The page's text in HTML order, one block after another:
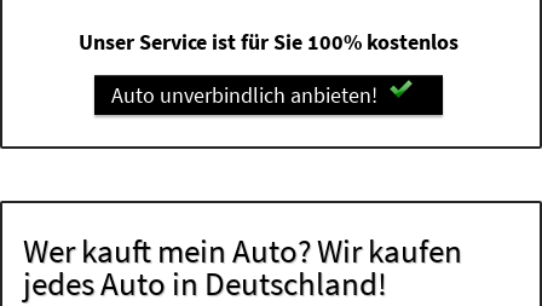
Unser Service ist für Sie 100% kostenlos
Auto unverbindlich anbieten!
Wer kauft mein Auto? Wir kaufen
jedes Auto in Deutschland!